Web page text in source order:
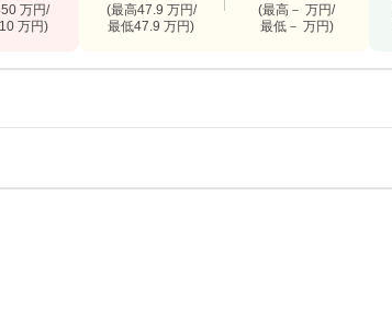
万円/
万円)
(最高47.9 万円/
最低47.9 万円)
(最高－ 万円/
最低－ 万円)